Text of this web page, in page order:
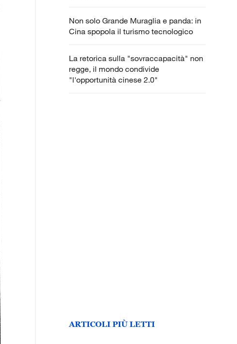
Non solo Grande Muraglia e panda: in
Cina spopola il turismo tecnologico
La retorica sulla "sovraccapacità" non
regge, il mondo condivide
"l'opportunità cinese 2.0"
ARTICOLI PIÙ LETTI